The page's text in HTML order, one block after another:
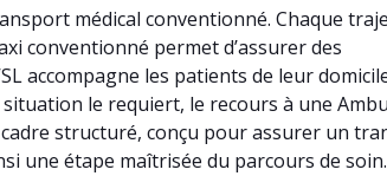
médical conventionné. Chaque
conventionné permet d’assurer des
accompagne les patients de leur
le requiert, le recours à une
structuré, conçu pour assurer un
une étape maîtrisée du parcours de soin.